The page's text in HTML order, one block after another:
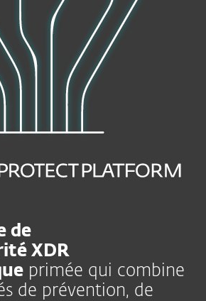
de
XDR
primée qui combine
de prévention, de